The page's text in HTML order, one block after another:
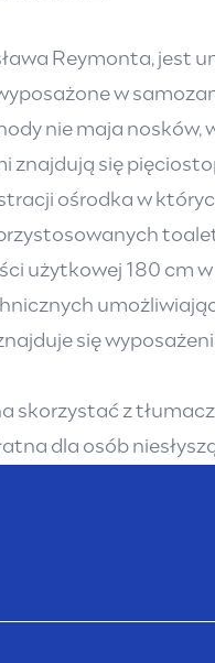
Reymonta,
w
nie maja
znajdują się
ośrodka w
użytkowej 180 cm
się
skorzystać z
dla osób